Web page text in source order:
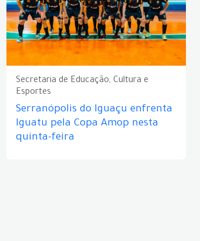
Secretaria de Educação, Cultura e
Esportes
Serranópolis do Iguaçu enfrenta
Iguatu pela Copa Amop nesta
quinta-feira